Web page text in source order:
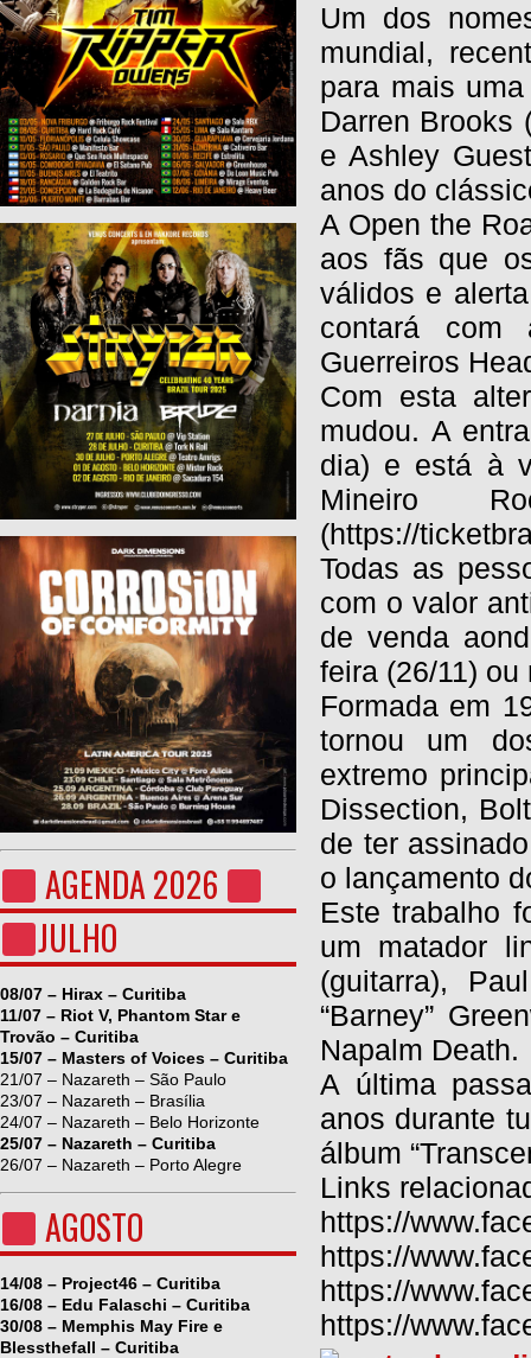
AGENDA 2026
JULHO
08/07 – Hirax – Curitiba
11/07 – Riot V, Phantom Star e
Trovão – Curitiba
15/07 – Masters of Voices – Curitiba
21/07 – Nazareth – São Paulo
23/07 – Nazareth – Brasília
24/07 – Nazareth – Belo Horizonte
25/07 – Nazareth – Curitiba
26/07 – Nazareth – Porto Alegre
AGOSTO
14/08 – Project46 – Curitiba
16/08 – Edu Falaschi – Curitiba
30/08 – Memphis May Fire e
Blessthefall – Curitiba
Um dos
mundial,
para mais
Darren Brooks
e Ashley
anos do
A Open the
aos fãs que
válidos e
contará com
Guerreiros
Com esta
mudou. A
dia) e está à
Mineiro
(https://
Todas as
com o valor
de venda
feira (26/11)
Formada em
tornou um
extremo
Dissection,
de ter
o lançamento
Este trabalho
um matador
(guitarra),
“Barney”
Napalm Death.
A última
anos durante
álbum
Links
https://
https://
https://
https://